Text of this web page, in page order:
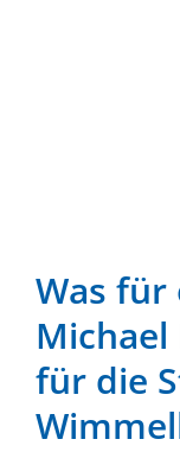
Was für
für die